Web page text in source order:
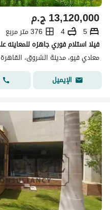
ج.م13,120,000
5
4
376 متر مربع
معادي فيو، مدينة الشروق، القاهرة
الإيميل